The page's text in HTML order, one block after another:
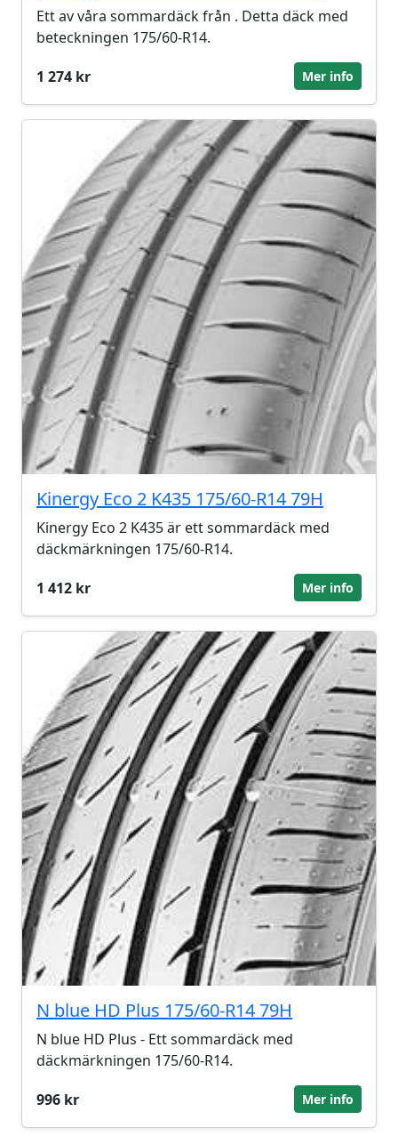
Ett av våra sommardäck från . Detta däck med
beteckningen 175/60-R14.
1 274 kr
Mer info
Kinergy Eco 2 K435 175/60-R14 79H
Kinergy Eco 2 K435 är ett sommardäck med
däckmärkningen 175/60-R14.
1 412 kr
Mer info
N blue HD Plus 175/60-R14 79H
N blue HD Plus - Ett sommardäck med
däckmärkningen 175/60-R14.
996 kr
Mer info